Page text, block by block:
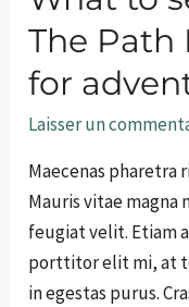
The
for
Laisser un
Maecenas pharetra
Mauris vitae magna
feugiat velit. Etiam
porttitor elit mi, at
in egestas purus.